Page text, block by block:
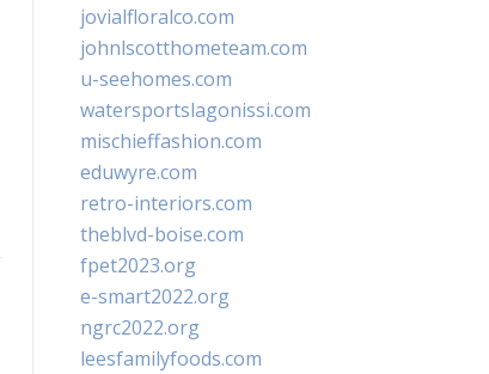
jovialfloralco.com
johnlscotthometeam.com
u-seehomes.com
watersportslagonissi.com
mischieffashion.com
eduwyre.com
retro-interiors.com
theblvd-boise.com
fpet2023.org
e-smart2022.org
ngrc2022.org
leesfamilyfoods.com